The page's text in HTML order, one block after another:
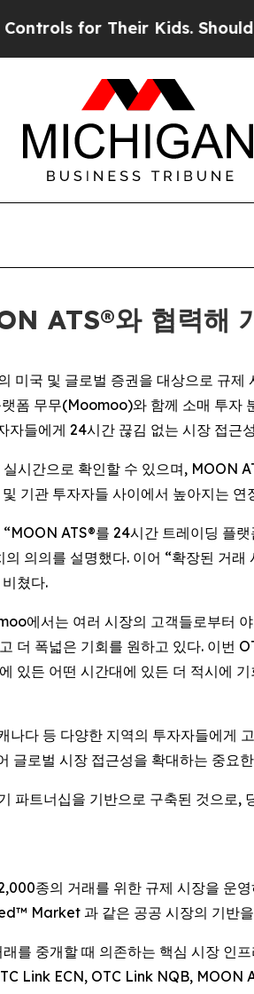
for Their Kids. Should the US?
ATS®와 협력해
미국 및 글로벌 증권을 대상으로 규
폼 무무(Moomoo)와 함께 소매 투
들에게 24시간 끊김 없는 시장 접근
시간으로 확인할 수 있으며, MOON
기관 투자자들 사이에서 높아지는
ATS®를 24시간 트레이딩 플
의의를 설명했다. 이어 “확장된 거
쳤다.
에서는 여러 시장의 고객들로부터
더 폭넓은 기회를 원하고 있다. 이번
있든 어떤 시간대에 있든 더 적시에
다 등 다양한 지역의 투자자들에게
글로벌 시장 접근성을 확대하는 중요
트너십을 기반으로 구축된 것으로,
종의 거래를 위한 규제 시장을 운
Market 과 같은 공공 시장의 기반을
를 중개할 때 의존하는 핵심 시장 인
Link ECN, OTC Link NQB, MOON